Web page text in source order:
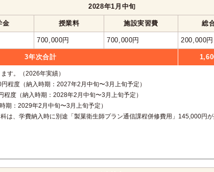
2028年1月中旬
金 授業料 施設実習費 総
700,000円 700,000円 200,000円
3年次合計
す。（2026年実績）
程度（納入時期：2027年2月中旬〜3月上旬予定）
度（納入時期：2028年2月中旬〜3月上旬予定）
：2029年2月中旬〜3月上旬予定）
は、学費納入時に別途「製菓衛生師プラン通信課程併修費用」145,000円が